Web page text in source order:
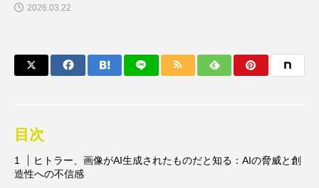
2026.03.22
目次
ヒトラー、画像がAI生成されたものだと知る：AIの脅威と創
造性への不信感